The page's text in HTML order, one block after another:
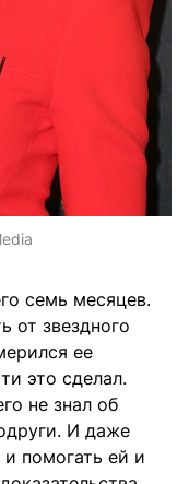
семь месяцев.
от звездного
ее
это сделал.
не знал об
И даже
и помогать ей и